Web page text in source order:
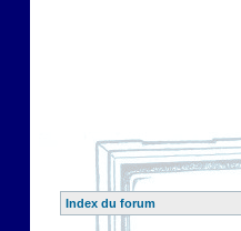
Index du forum